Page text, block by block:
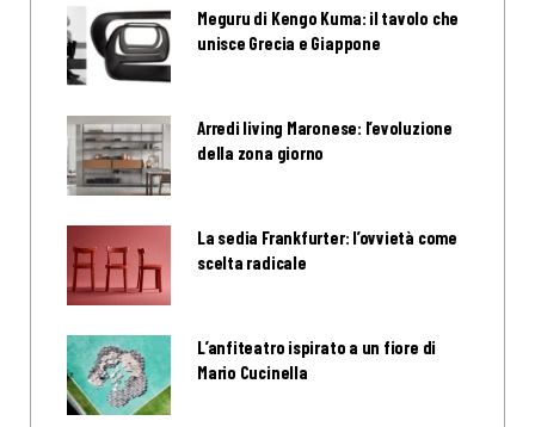
Meguru di Kengo Kuma: il tavolo che
unisce Grecia e Giappone
Arredi living Maronese: l’evoluzione
della zona giorno
La sedia Frankfurter: l’ovvietà come
scelta radicale
L’anfiteatro ispirato a un fiore di
Mario Cucinella